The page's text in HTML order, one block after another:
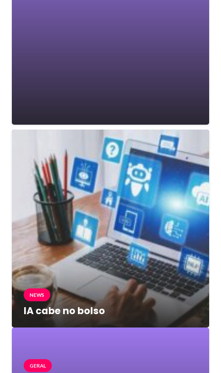
NEWS
IA cabe no bolso
GERAL